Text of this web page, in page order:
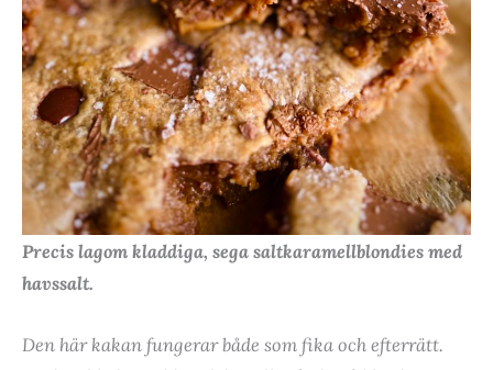
Precis lagom kladdiga, sega saltkaramellblondies med
havssalt.
Den här kakan fungerar både som fika och efterrätt.